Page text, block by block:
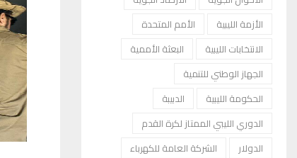
الأزمة الليبية
الأمم المتحدة
الانتخابات الليبية
البعثة الأممية
الجهاز الوطني للتنمية
الحكومة الليبية
الدبيبة
الدوري الليبي الممتاز لكرة القدم
الدولار
الشركة العامة للكهرباء